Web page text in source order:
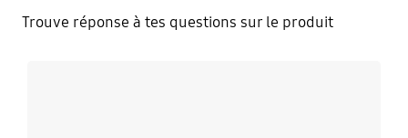
Trouve réponse à tes questions sur le produit